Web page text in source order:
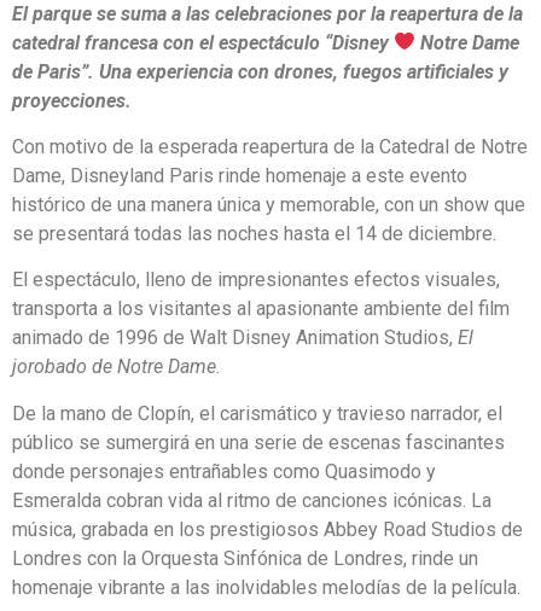
El parque se suma a las celebraciones por la reapertura de la
catedral francesa con el espectáculo “Disney
Notre Dame
de Paris”. Una experiencia con drones, fuegos artificiales y
proyecciones.
Con motivo de la esperada reapertura de la Catedral de Notre
Dame, Disneyland Paris rinde homenaje a este evento
histórico de una manera única y memorable, con un show que
se presentará todas las noches hasta el 14 de diciembre.
El espectáculo, lleno de impresionantes efectos visuales,
transporta a los visitantes al apasionante ambiente del film
animado de 1996 de Walt Disney Animation Studios, El
jorobado de Notre Dame.
De la mano de Clopín, el carismático y travieso narrador, el
público se sumergirá en una serie de escenas fascinantes
donde personajes entrañables como Quasimodo y
Esmeralda cobran vida al ritmo de canciones icónicas. La
música, grabada en los prestigiosos Abbey Road Studios de
Londres con la Orquesta Sinfónica de Londres, rinde un
homenaje vibrante a las inolvidables melodías de la película.